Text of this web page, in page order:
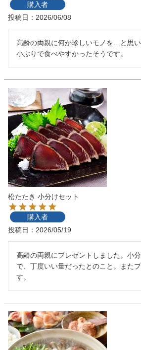
購入者
投稿日
2026/06/08
高齢の両親に何か珍しいモノを…と思い
小ぶりで食べやすかったそうです。
松たたき 小分けセット
購入者
投稿日
2026/05/19
高齢の両親にプレゼントしました。小
で、丁度いい量だったとのこと。また
す。